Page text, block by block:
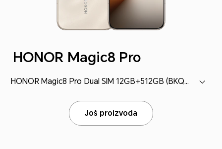
HONOR Magic8 Pro
HONOR Magic8 Pro Dual SIM 12GB+512GB (BKQ-N49)
Još proizvoda